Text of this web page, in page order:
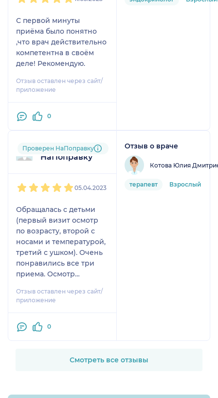
С первой минуты
приёма было понятно
,что врач действительно
компетентна в своём
деле! Рекомендую.
Отзыв оставлен через сайт/
приложение
0
Пользователь
НаПоправку
Проверен НаПоправку
05.04.2023
Обращалась с детьми
(первый визит осмотр
по возрасту, второй с
носами и температурой,
третий с ушком). Очень
понравились все три
приема. Осмотр
внимательный, по
возможности быстрый,
усидчивости нет, да и
последний прием ушла с
Отзыв оставлен через сайт/
приложение
0
Отзыв о враче
Котова Юлия
терапевт Взрослый
Смотреть все отзывы